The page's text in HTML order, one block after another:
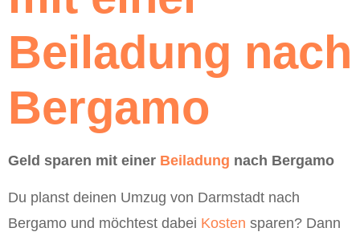
Beiladung nach
Bergamo
Geld sparen mit einer Beiladung nach Bergamo
Du planst deinen Umzug von Darmstadt nach
Bergamo und möchtest dabei Kosten sparen? Dann